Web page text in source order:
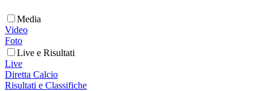
Media
Video
Foto
Live e Risultati
Live
Diretta Calcio
Risultati e Classifiche